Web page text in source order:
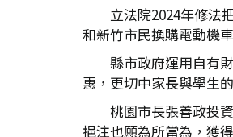
立法院2024年修法
和新竹市民換購電動機
縣市政府運用自有
惠，更切中家長與學生
桃園市長張善政投
挹注也願為所當為，獲